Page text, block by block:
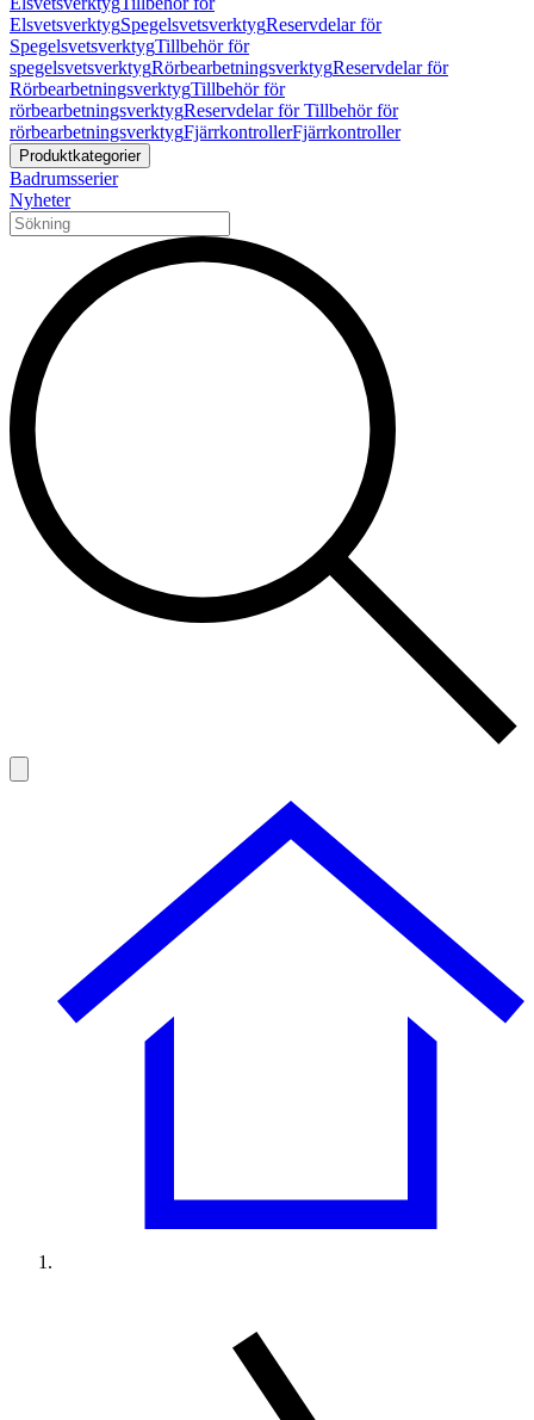
ElsvetsverktygSpegelsvetsverktygReservdelar för
SpegelsvetsverktygTillbehör för
spegelsvetsverktygRörbearbetningsverktygReservdelar för
RörbearbetningsverktygTillbehör för
rörbearbetningsverktygReservdelar för Tillbehör för
rörbearbetningsverktygFjärrkontrollerFjärrkontroller
Produktkategorier
Badrumsserier
Nyheter